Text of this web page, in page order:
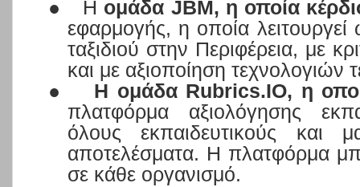
●
Η ομάδα JBM, η οποία
εφαρμογής, η οποία
ταξιδιού στην Περιφέρεια, με
και με αξιοποίηση τεχνολογιών
●
Η ομάδα Rubrics.IO, η
πλατφόρμα αξιολόγησης
όλους εκπαιδευτικούς και
αποτελέσματα. Η πλατφόρμα
σε κάθε οργανισμό.